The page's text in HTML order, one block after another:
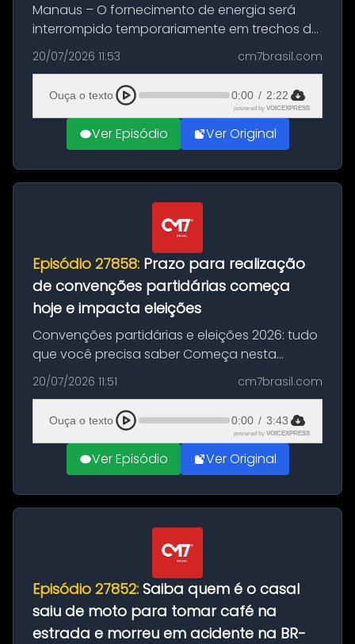
Manaus – O fornecimento de energia será
interrompido temporariamente em trechos de
sete bairros de Manaus nesta terça-feira (21).
A suspensão programada ocorrerá para a
execução de serviços de manuten...
20/07/2026 11:53 cm7brasil.com
Ouça o texto 0:00 / 2:22
powered by VOICEXPRESS
Ver Episódio Ver Original
Episódio 27858: Prazo para realização
de convenções partidárias começa
hoje e impacta eleições
Convenções partidárias e eleições 2026: tudo
que você precisa saber Começa nesta
segunda-feira e vai até 5 de agosto o prazo
para que partidos políticos e federações
partidárias realizem suas convençõ...
20/07/2026 11:51 cm7brasil.com
Ouça o texto 0:00 / 3:43
powered by VOICEXPRESS
Ver Episódio Ver Original
Episódio 27852: Saiba quem é o casal
saiu de moto para tomar café na
estrada e morreu em acidente na BR-